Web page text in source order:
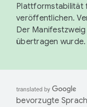
Plattformstabilität
veröffentlichen.
Der Manifestzweig
übertragen
bevorzugte